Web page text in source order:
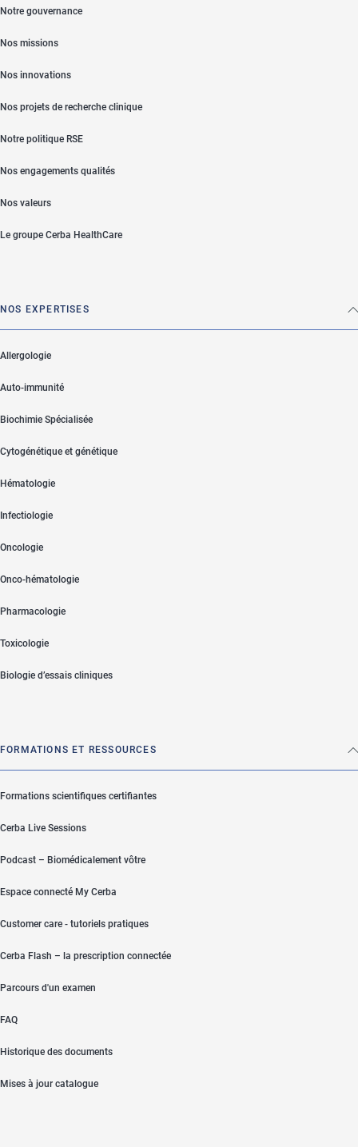
Notre gouvernance
Nos missions
Nos innovations
Nos projets de recherche clinique
Notre politique RSE
Nos engagements qualités
Nos valeurs
Le groupe Cerba HealthCare
NOS EXPERTISES
Allergologie
Auto-immunité
Biochimie Spécialisée
Cytogénétique et génétique
Hématologie
Infectiologie
Oncologie
Onco-hématologie
Pharmacologie
Toxicologie
Biologie d’essais cliniques
FORMATIONS ET RESSOURCES
Formations scientifiques certifiantes
Cerba Live Sessions
Podcast – Biomédicalement vôtre
Espace connecté My Cerba
Customer care - tutoriels pratiques
Cerba Flash – la prescription connectée
Parcours d'un examen
FAQ
Historique des documents
Mises à jour catalogue